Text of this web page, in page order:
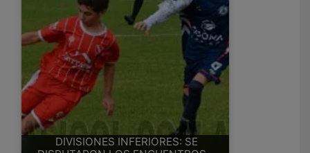
DIVISIONES INFERIORES: SE